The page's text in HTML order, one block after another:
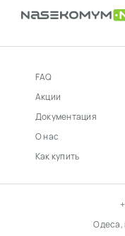
FAQ
Акции
Документация
О нас
Как купить
Одеса,